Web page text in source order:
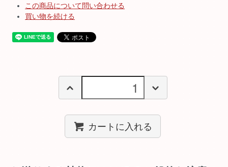
この商品について問い合わせる
買い物を続ける
カートに入れる